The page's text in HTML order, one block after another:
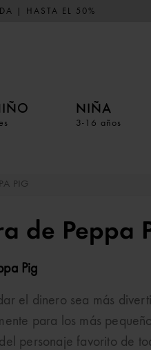
| HASTA EL 50%
NIÑA
3-16 años
PIG
de Peppa
Pig
el dinero sea más
para los más
personaje favorito de